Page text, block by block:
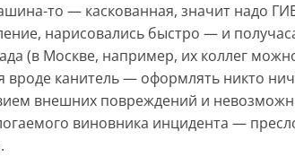
то — каскованная, значит надо
нарисовались быстро — и
(в Москве, например, их коллег
вроде канитель — оформлять никто
внешних повреждений и
виновника инцидента —